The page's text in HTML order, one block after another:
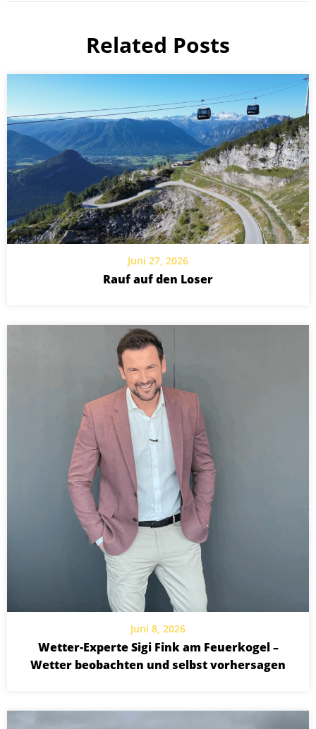
Related Posts
Juni 27, 2026
Rauf auf den Loser
Juni 8, 2026
Wetter-Experte Sigi Fink am Feuerkogel –
Wetter beobachten und selbst vorhersagen